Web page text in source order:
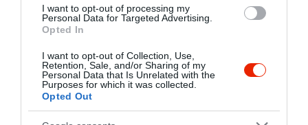
I want to opt-out of processing my
Personal Data for Targeted Advertising.
Opted In
I want to opt-out of Collection, Use,
Retention, Sale, and/or Sharing of my
Personal Data that Is Unrelated with the
Purposes for which it was collected.
Opted Out
Németh István
2017. Augusztus 30.
jellemzi.A Belvárosban
van.Mindenféle étel
igen vicces nevekkel van
megírva.Mi óriás bécsit
meg egy 50 cm-es pizzát,ami